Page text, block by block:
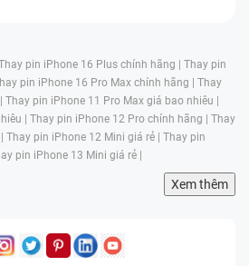
pin iPhone 16 Plus chính hãng | Thay pin
pin iPhone 16 Pro Max chính hãng | Thay
Thay pin iPhone 11 Pro Max giá bao nhiêu |
| Thay pin iPhone 12 Pro chính hãng | Thay
Thay pin iPhone 12 Mini giá rẻ | Thay pin
pin iPhone 13 Mini giá rẻ |
Xem thêm